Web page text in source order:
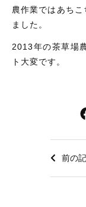
農作業ではあち
ました。
2013年の茶草場
ト大変です。
前の